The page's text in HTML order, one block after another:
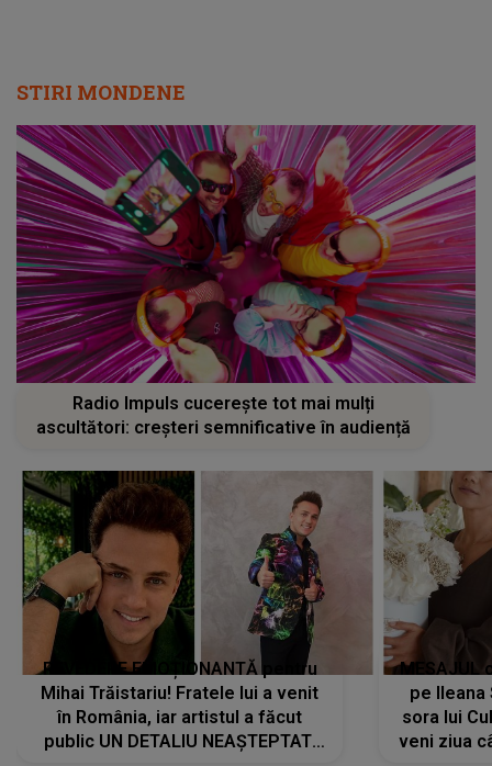
STIRI MONDENE
Radio Impuls cucerește tot mai mulți
ascultători: creșteri semnificative în audiență
REVEDERE EMOȚIONANTĂ pentru
Mihai Trăistariu! Fratele lui a venit
în România, iar artistul a făcut
public UN DETALIU NEAȘTEPTAT:
MESAJUL
pe Ileana
sora lui
veni ziua